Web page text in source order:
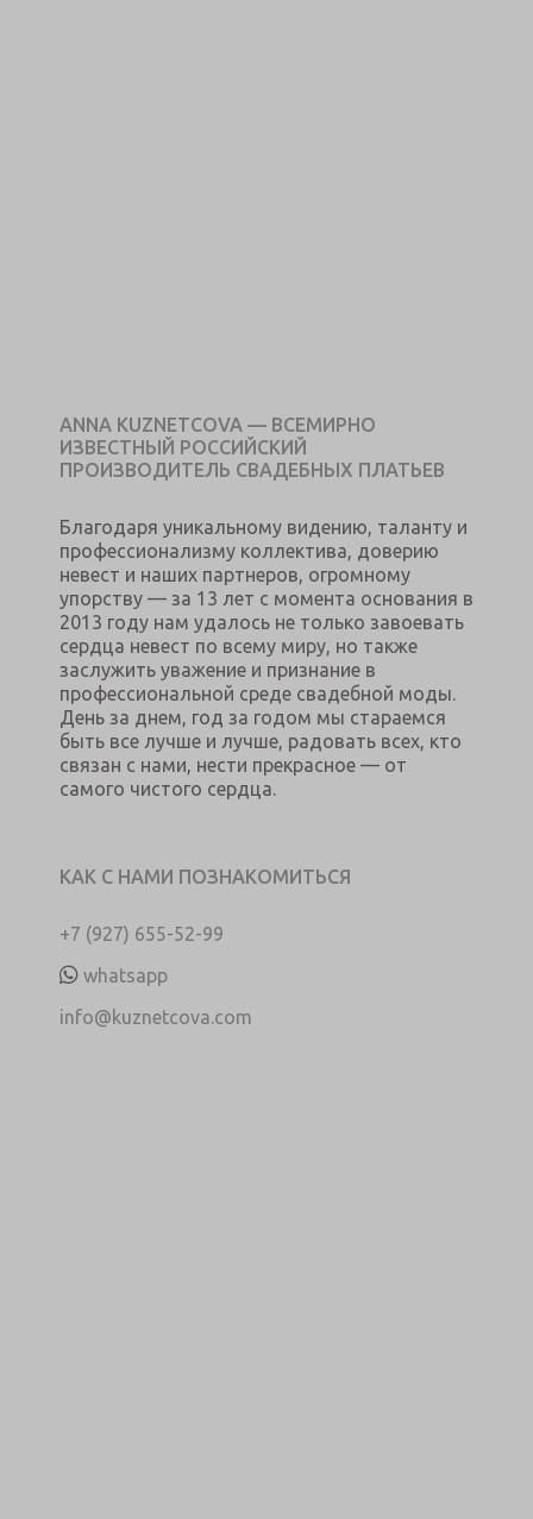
ANNA KUZNETCOVA — ВСЕМИРНО
ИЗВЕСТНЫЙ РОССИЙСКИЙ
ПРОИЗВОДИТЕЛЬ СВАДЕБНЫХ ПЛАТЬЕВ
Благодаря уникальному видению, таланту и
профессионализму коллектива, доверию
невест и наших партнеров, огромному
упорству — за 13 лет с момента основания в
2013 году нам удалось не только завоевать
сердца невест по всему миру, но также
заслужить уважение и признание в
профессиональной среде свадебной моды.
День за днем, год за годом мы стараемся
быть все лучше и лучше, радовать всех, кто
связан с нами, нести прекрасное — от
самого чистого сердца.
КАК С НАМИ ПОЗНАКОМИТЬСЯ
+7 (927) 655-52-99
whatsapp
info@kuznetcova.com